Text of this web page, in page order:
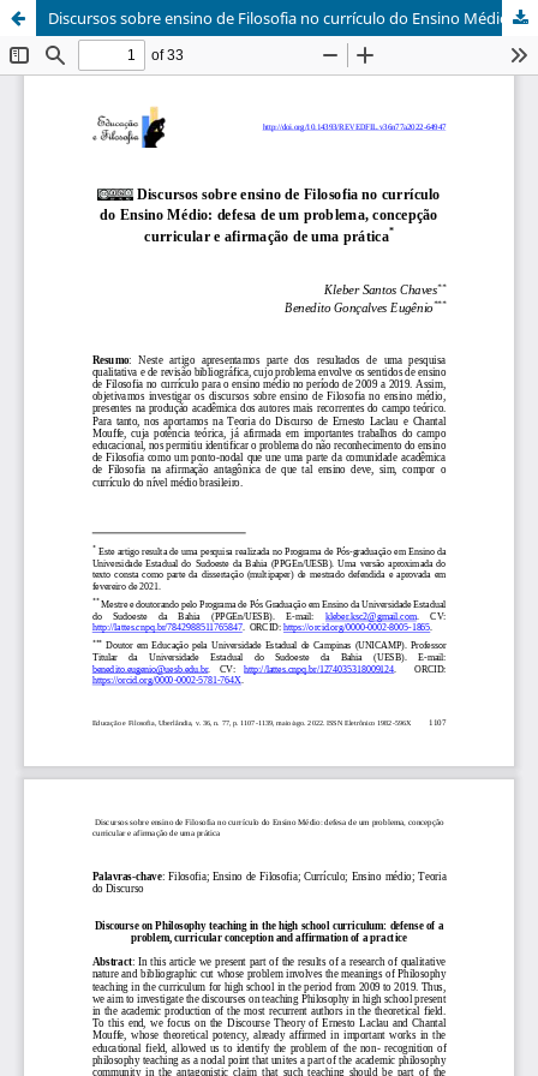
Discursos sobre ensino de Filosofia no currículo do Ensino Médio: defesa de um problema, concepção curricular e afirmação de uma prática